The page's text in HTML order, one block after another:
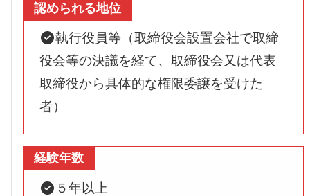
認められる地位
執行役員等（取締役会設置会社で取締
役会等の決議を経て、取締役会又は代表
取締役から具体的な権限委譲を受けた
者）
経験年数
５年以上